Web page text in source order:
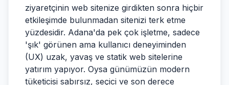
ziyaretçinin web sitenize girdikten sonra hiçbir
etkileşimde bulunmadan sitenizi terk etme
yüzdesidir. Adana'da pek çok işletme, sadece
'şık' görünen ama kullanıcı deneyiminden
(UX) uzak, yavaş ve statik web sitelerine
yatırım yapıyor. Oysa günümüzün modern
tüketicisi sabırsız, seçici ve son derece